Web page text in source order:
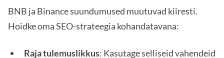
BNB ja Binance suundumused muutuvad kiiresti.
Hoidke oma SEO-strateegia kohandatavana:
Raja tulemuslikkus: Kasutage selliseid vahendeid